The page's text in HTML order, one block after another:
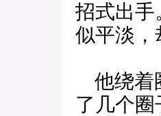
招式出手
似平淡，
他绕着
了几个